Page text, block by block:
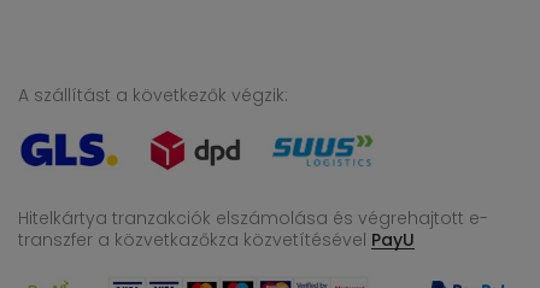
A szállítást a következők végzik:
Hitelkártya tranzakciók elszámolása és végrehajtott e-
transzfer a közvetkazőkza közvetítésével PayU